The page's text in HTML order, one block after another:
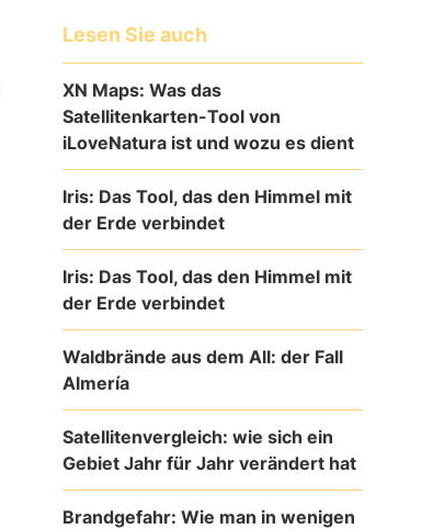
Lesen Sie auch
XN Maps: Was das
Satellitenkarten-Tool von
iLoveNatura ist und wozu es dient
Iris: Das Tool, das den Himmel mit
der Erde verbindet
Iris: Das Tool, das den Himmel mit
der Erde verbindet
Waldbrände aus dem All: der Fall
Almería
Satellitenvergleich: wie sich ein
Gebiet Jahr für Jahr verändert hat
Brandgefahr: Wie man in wenigen